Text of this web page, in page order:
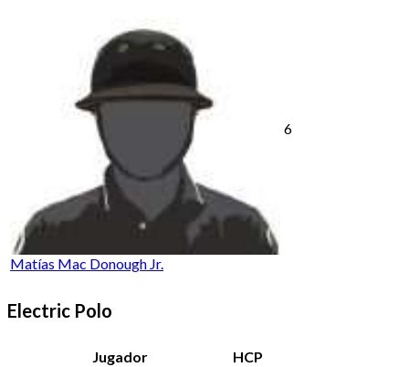
Matías Mac Donough Jr.
6
Electric Polo
Jugador HCP